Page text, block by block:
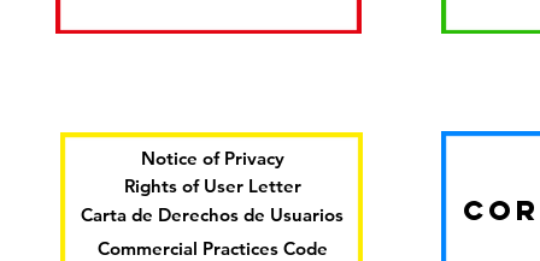
Rights of User Letter
Notice of Privacy
Commercial Practices Code
Carta de Derechos de Usuarios